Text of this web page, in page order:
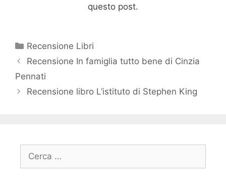
questo post.
Categorie
Recensione Libri
Recensione In famiglia tutto bene di Cinzia
Pennati
Recensione libro L’istituto di Stephen King
Ricerca